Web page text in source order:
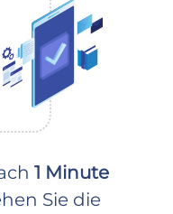
1 Minute
Sie die